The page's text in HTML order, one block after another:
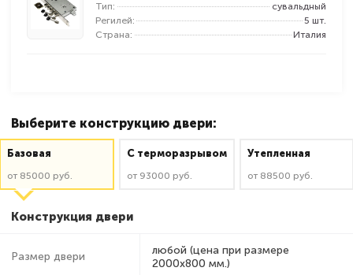
Тип:
сувальдный
Регилей:
5 шт.
Страна:
Италия
Выберите конструкцию двери:
Базовая
от 85000 руб.
C терморазрывом
от 93000 руб.
Утепленная
от 88500 руб.
Конструкция двери
Размер двери
любой (цена при размере
2000x800 мм.)